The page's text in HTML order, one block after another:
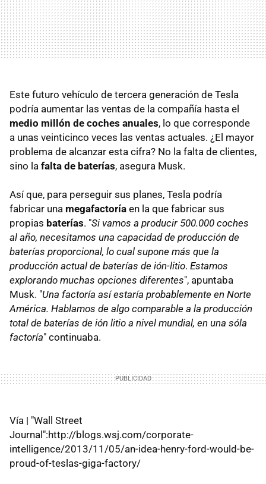
Este futuro vehículo de tercera generación de Tesla
podría aumentar las ventas de la compañía hasta el
medio millón de coches anuales, lo que corresponde
a unas veinticinco veces las ventas actuales. ¿El mayor
problema de alcanzar esta cifra? No la falta de clientes,
sino la falta de baterías, asegura Musk.
Así que, para perseguir sus planes, Tesla podría
fabricar una megafactoría en la que fabricar sus
propias baterías. "Si vamos a producir 500.000 coches
al año, necesitamos una capacidad de producción de
baterías proporcional, lo cual supone más que la
producción actual de baterías de ión-litio. Estamos
explorando muchas opciones diferentes", apuntaba
Musk. "Una factoría así estaría probablemente en Norte
América. Hablamos de algo comparable a la producción
total de baterías de ión litio a nivel mundial, en una sóla
factoría" continuaba.
Vía | "Wall Street
Journal":http://blogs.wsj.com/corporate-
intelligence/2013/11/05/an-idea-henry-ford-would-be-
proud-of-teslas-giga-factory/